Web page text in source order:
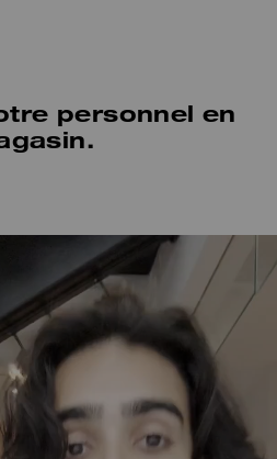
personnel en